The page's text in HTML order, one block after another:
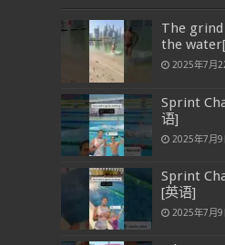
The
the
2025年7月
Sprint
语]
2025年7月9
Sprint
[英语]
2025年7月9